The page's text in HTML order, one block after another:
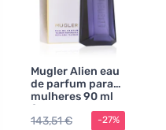
Mugler Alien eau
de parfum para
mulheres 90 ml
frasco
recarregável
143,51 € -27%